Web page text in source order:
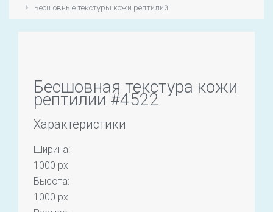
Первый раз? Зарегистрироваться
Бесшовные текстуры кожи рептилий
Бесшовная текстура кожи
рептилии #4522
Характеристики
Ширина:
1000 px
Высота:
1000 px